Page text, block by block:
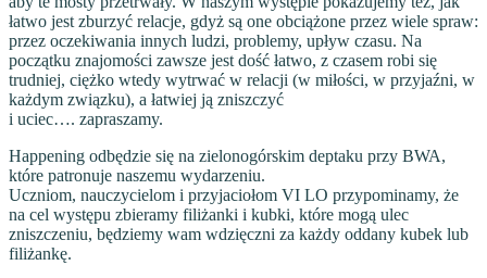
łatwo jest zburzyć relacje, gdyż są one obciążone przez wiele spraw:
przez oczekiwania innych ludzi, problemy, upływ czasu. Na
początku znajomości zawsze jest dość łatwo, z czasem robi się
trudniej, ciężko wtedy wytrwać w relacji (w miłości, w przyjaźni, w
każdym związku), a łatwiej ją zniszczyć
i uciec…. zapraszamy.
Happening odbędzie się na zielonogórskim deptaku przy BWA,
które patronuje naszemu wydarzeniu.
Uczniom, nauczycielom i przyjaciołom VI LO przypominamy, że
na cel występu zbieramy filiżanki i kubki, które mogą ulec
zniszczeniu, będziemy wam wdzięczni za każdy oddany kubek lub
filiżankę.